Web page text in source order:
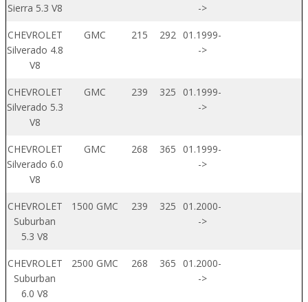
Sierra 5.3 V8
->
CHEVROLET
Silverado 4.8
V8
GMC 215 292 01.1999-
->
CHEVROLET
Silverado 5.3
V8
GMC 239 325
01.1999-
->
CHEVROLET
Silverado 6.0
V8
GMC 268 365 01.1999-
->
CHEVROLET
Suburban
5.3 V8
1500 GMC 239 325
01.2000-
->
CHEVROLET
Suburban
6.0 V8
2500 GMC 268 365 01.2000-
->